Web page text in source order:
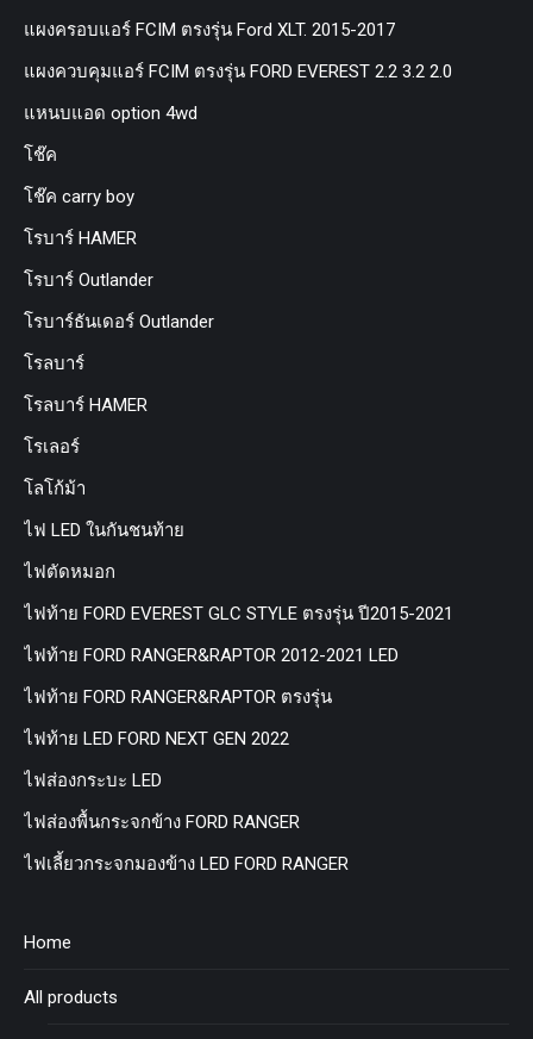
แผงครอบแอร์ FCIM ตรงรุ่น Ford XLT. 2015-2017
แผงควบคุมแอร์ FCIM ตรงรุ่น FORD EVEREST 2.2 3.2 2.0
แหนบแอด option 4wd
โช๊ค
โช๊ค carry boy
โรบาร์ HAMER
โรบาร์ Outlander
โรบาร์ธันเดอร์ Outlander
โรลบาร์
โรลบาร์ HAMER
โรเลอร์
โลโก้ม้า
ไฟ LED ในกันชนท้าย
ไฟตัดหมอก
ไฟท้าย FORD EVEREST GLC STYLE ตรงรุ่น ปี2015-2021
ไฟท้าย FORD RANGER&RAPTOR 2012-2021 LED
ไฟท้าย FORD RANGER&RAPTOR ตรงรุ่น
ไฟท้าย LED FORD NEXT GEN 2022
ไฟส่องกระบะ LED
ไฟส่องพื้นกระจกข้าง FORD RANGER
ไฟเลี้ยวกระจกมองข้าง LED FORD RANGER
Home
All products